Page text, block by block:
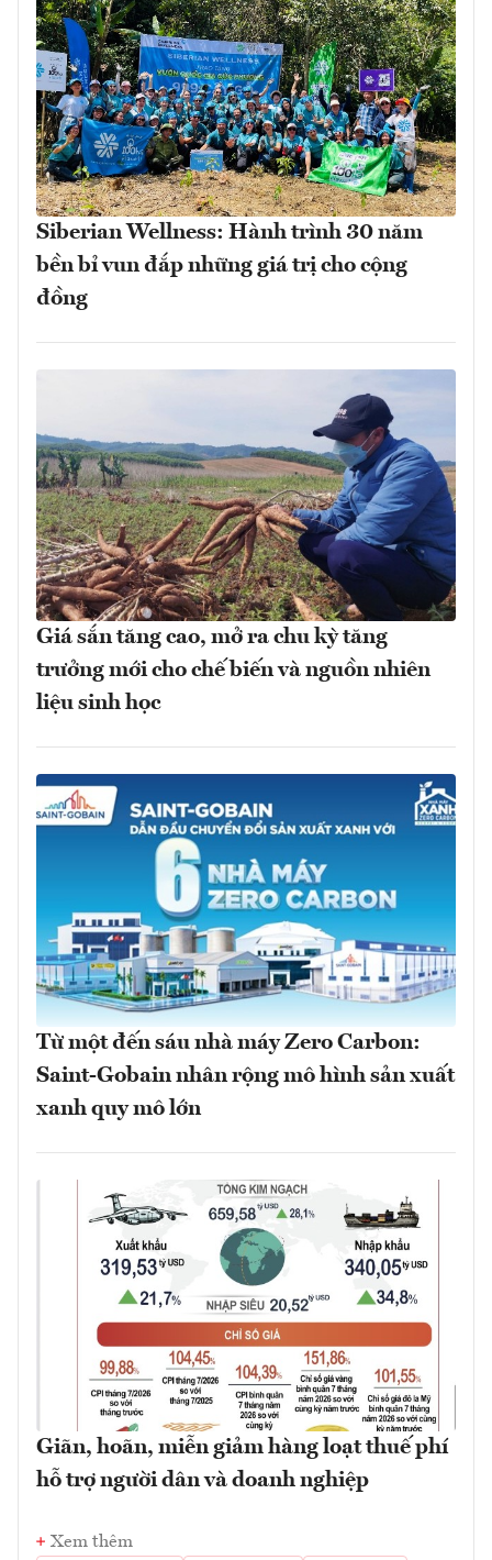
Siberian Wellness: Hành trình 30 năm
bền bỉ vun đắp những giá trị cho cộng
đồng
Giá sắn tăng cao, mở ra chu kỳ tăng
trưởng mới cho chế biến và nguồn nhiên
liệu sinh học
Từ một đến sáu nhà máy Zero Carbon:
Saint-Gobain nhân rộng mô hình sản xuất
xanh quy mô lớn
Giãn, hoãn, miễn giảm hàng loạt thuế phí
hỗ trợ người dân và doanh nghiệp
Xem thêm